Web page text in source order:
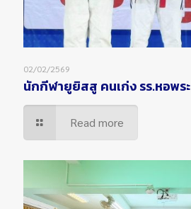
02/02/2569
นักกีฬายูยิสสู คนเก่ง รร.หอพระ
Read more